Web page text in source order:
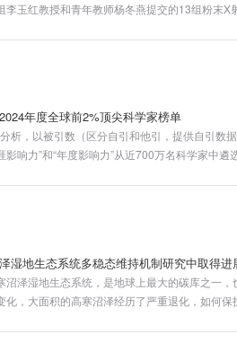
玉红教授和青年教师杨冬燕提交的13组粉末X
年度全球前2%顶尖科学家榜单
析，以被引数（区分自引和他引，提供自引数
响力”和“年度影响力”从近700万名科学家中遴
长期科研表现的衡量指标，客观真实反映科学
湿地生态系统多稳态维持机制研究中取得进
泽湿地生态系统，是地球上最大的碳库之一
，大面积的高寒沼泽经历了严重退化，如何保
系统内部的正反馈共同推动下会使生态系统跨